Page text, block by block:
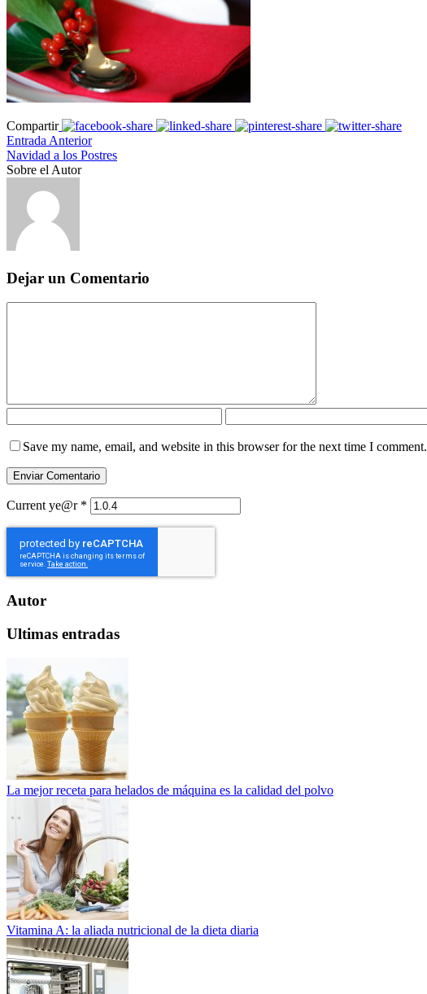
Compartir
Entrada Anterior
Navidad a los Postres
Sobre el Autor
Dejar un Comentario
Save my name, email, and website in this browser for the next time I comment.
Current ye@r *
Autor
Ultimas entradas
La mejor receta para helados de máquina es la calidad del polvo
Vitamina A: la aliada nutricional de la dieta diaria